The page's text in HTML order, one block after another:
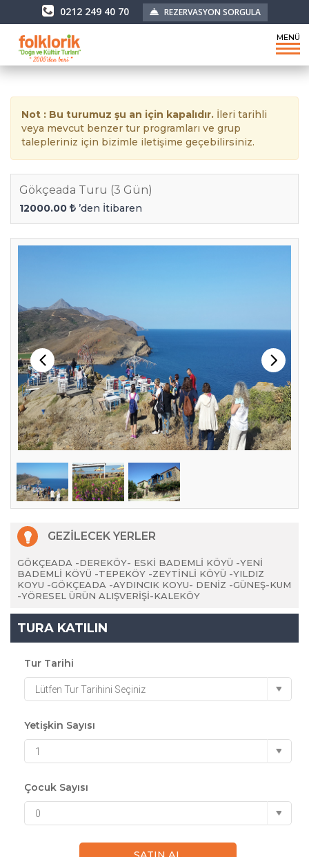
0212 249 40 70 REZERVASYON SORGULA
MENÜ
Not : Bu turumuz şu an için kapalıdır. İleri tarihli
veya mevcut benzer tur programları ve grup
talepleriniz için bizimle iletişime geçebilirsiniz.
Gökçeada Turu (3 Gün)
12000.00 ’den İtibaren
GEZİLECEK YERLER
GÖKÇEADA -DEREKÖY- ESKİ BADEMLİ KÖYÜ -YENİ
BADEMLİ KÖYÜ -TEPEKÖY -ZEYTİNLİ KÖYÜ -YILDIZ
KOYU -GÖKÇEADA -AYDINCIK KOYU- DENİZ -GÜNEŞ-KUM
-YÖRESEL ÜRÜN ALIŞVERİŞİ-KALEKÖY
TURA KATILIN
Tur Tarihi
Lütfen Tur Tarihini Seçiniz
Yetişkin Sayısı
1
Çocuk Sayısı
0